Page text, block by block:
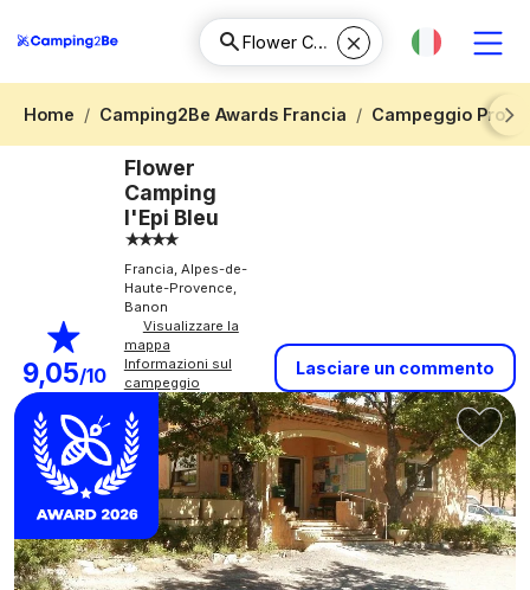
Home Camping2Be Awards Francia
Campeggio
Next
9,05/10
Flower
Camping
l'Epi Bleu
Francia, Alpes-de-
Haute-Provence,
Banon
Visualizzare la
mappa
Informazioni sul
campeggio
Lasciare un commento